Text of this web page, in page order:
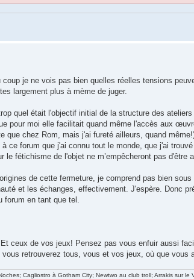
je ne vois pas bien quelles réelles tensions
largement plus à mème de juger.
quel était l'objectif initial de la structure des
pour moi elle facilitait quand même l'accès aux
que chez Rom, mais j'ai fureté ailleurs, quand
ce forum que j'ai connu tout le monde, que j'ai
fétichisme de l'objet ne m’empêcheront pas d'être
de cette fermeture, je comprend pas bien sous
et les échanges, effectivement. J'espère. Donc
en tant que tel.
ceux de vos jeux! Pensez pas vous enfuir aussi
retrouverez tous, vous et vos jeux, où que vous
Cagliostro à Gotham City; Newtwo au club troll; Arrakis sur le